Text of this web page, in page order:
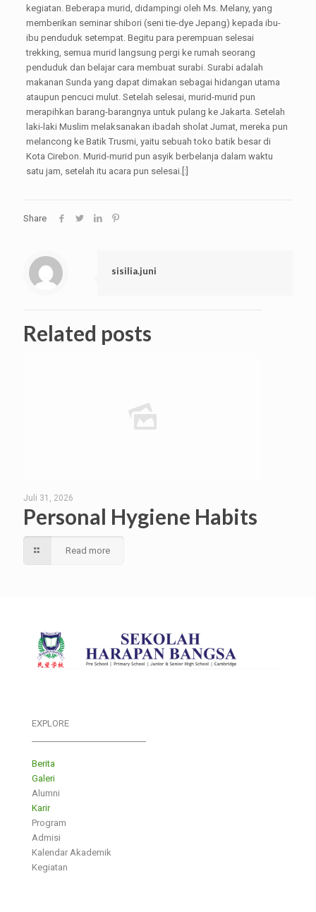
kegiatan. Beberapa murid, didampingi oleh Ms. Melany, yang
memberikan seminar shibori (seni tie-dye Jepang) kepada ibu-
ibu penduduk setempat. Begitu para perempuan selesai
trekking, semua murid langsung pergi ke rumah seorang
penduduk dan belajar cara membuat surabi. Surabi adalah
makanan Sunda yang dapat dimakan sebagai hidangan utama
ataupun pencuci mulut. Setelah selesai, murid-murid pun
merapihkan barang-barangnya untuk pulang ke Jakarta. Setelah
laki-laki Muslim melaksanakan ibadah sholat Jumat, mereka pun
melancong ke Batik Trusmi, yaitu sebuah toko batik besar di
Kota Cirebon. Murid-murid pun asyik berbelanja dalam waktu
satu jam, setelah itu acara pun selesai.[:]
Share
sisilia.juni
Related posts
Juli 31, 2026
Personal Hygiene Habits
Read more
EXPLORE
Berita
Galeri
Alumni
Karir
Program
Admisi
Kalendar Akademik
Kegiatan